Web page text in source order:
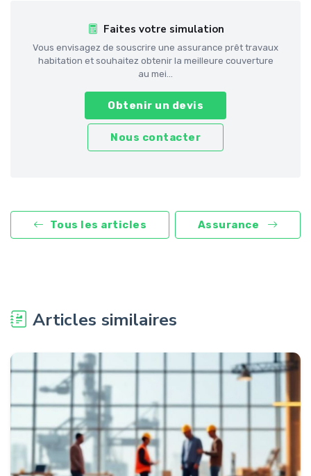
Faites votre simulation
Vous envisagez de souscrire une assurance prêt travaux
habitation et souhaitez obtenir la meilleure couverture
au mei...
Obtenir un devis
Nous contacter
Tous les articles Assurance
Articles similaires